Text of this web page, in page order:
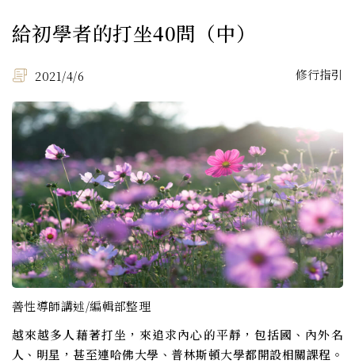
給初學者的打坐40問（中）
2021/4/6 修行指引
善性導師講述/編輯部整理
越來越多人藉著打坐，來追求內心的平靜，包括國、內外名
人、明星，甚至連哈佛大學、普林斯頓大學都開設相關課程。